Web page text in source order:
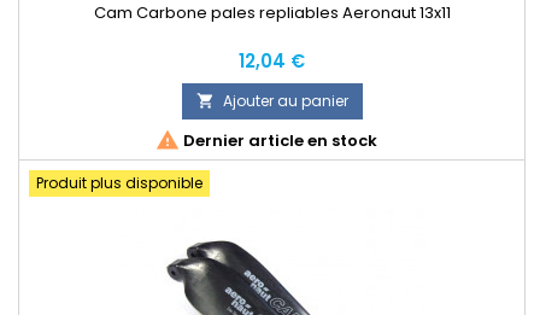
Cam Carbone pales repliables Aeronaut 13x11
Prix
12,04 €
 Ajouter au panier
 Dernier article en stock
Produit plus disponible